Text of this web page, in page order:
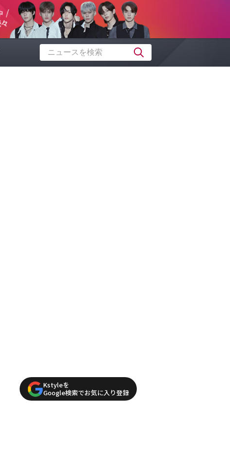
Kstyleを
Google検索でお気に入り登録